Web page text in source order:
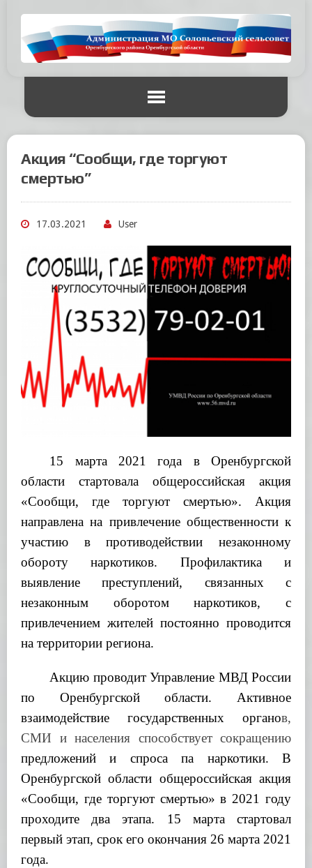
Акция “Сообщи, где торгуют
смертью”
17.03.2021 User
15 марта 2021 года в Оренбургской
области стартовала общероссийская акция
«Сообщи, где торгуют смертью». Акция
направлена на привлечение общественности к
участию в противодействии незаконному
обороту наркотиков. Профилактика и
выявление преступлений, связанных с
незаконным оборотом наркотиков, с
привлечением жителей постоянно проводится
на территории региона.
Акцию проводит Управление МВД России
по Оренбургской области. Активное
взаимодействие государственных органов,
СМИ и населения способствует сокращению
предложений
и спроса па наркотики.
В
Оренбургской области общероссийская акция
«Сообщи, где торгуют смертью» в 2021 году
проходите два этапа. 15 марта стартовал
первый этап, срок его окончания 26 марта 2021
года.